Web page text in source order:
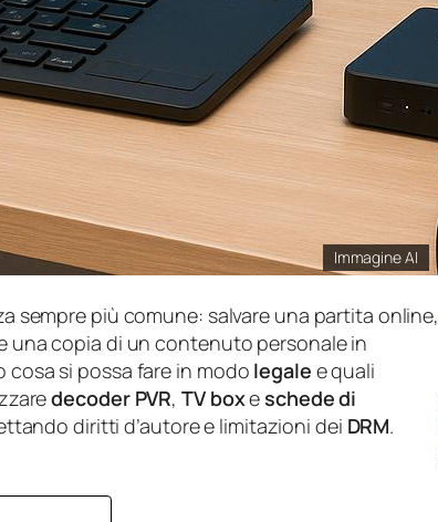
Immagine AI
sempre più comune: salvare una partita online,
una copia di un contenuto personale in
cosa si possa fare in modo legale e quali
decoder PVR,TV boxeschede di
diritti d’autore e limitazioni dei DRM.